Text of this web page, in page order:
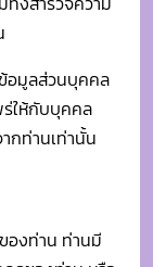
ลของท่าน หรือ
ๆ จากเว็บไซต์
งเพื่อแจ้งให้
าเว็บไซต์
ล